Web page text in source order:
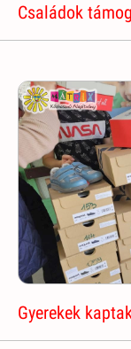
Családok
Gyerekek